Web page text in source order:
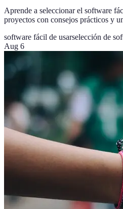
Aprende a seleccionar el software
proyectos con consejos prácticos y
software fácil de usarselección de
Aug 6